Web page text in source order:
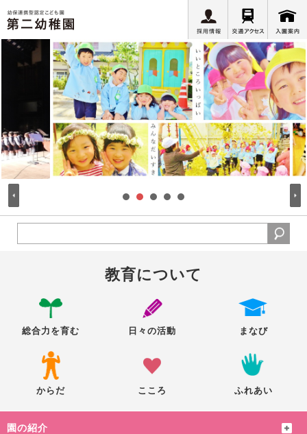
教育について
総合力を育む 日々の活動 まなび
からだ こころ ふれあい
園の紹介